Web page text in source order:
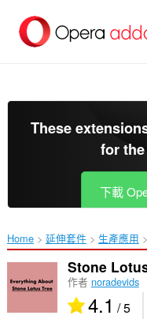
區
These
for the
下載
Home 延伸套件 生產應用
Stone
作者 noradevids
4.1 / 5